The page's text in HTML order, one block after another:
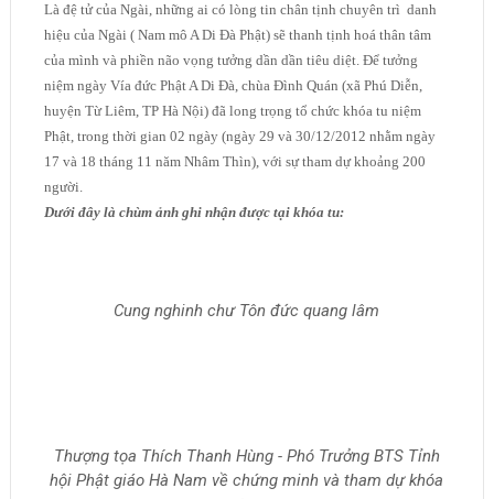
Là đệ tử của Ngài, những ai có lòng tin chân tịnh chuyên trì danh
hiệu của Ngài ( Nam mô A Di Đà Phật) sẽ thanh tịnh hoá thân tâm
của mình và phiền não vọng tưởng dần dần tiêu diệt. Để tưởng
niệm ngày Vía đức Phật A Di Đà, chùa Đình Quán (xã Phú Diễn,
huyện Từ Liêm, TP Hà Nội) đã long trọng tổ chức khóa tu niệm
Phật, trong thời gian 02 ngày (ngày 29 và 30/12/2012 nhằm ngày
17 và 18 tháng 11 năm Nhâm Thìn), với sự tham dự khoảng 200
người.
Dưới đây là chùm ảnh ghi nhận được tại khóa tu:
Cung nghinh chư Tôn đức quang lâm
Thượng tọa Thích Thanh Hùng - Phó Trưởng BTS Tỉnh
hội Phật giáo Hà Nam về chứng minh và tham dự khóa